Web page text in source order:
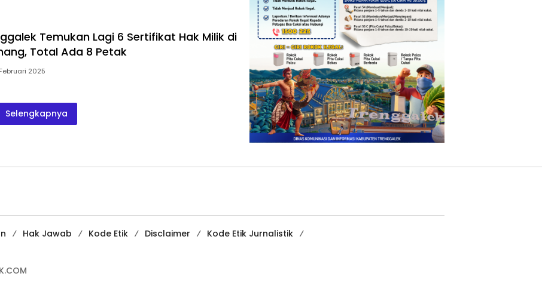
Temukan Lagi 6 Sertifikat Hak Milik di
Total Ada 8 Petak
2025
Selengkapnya
Hak Jawab Kode Etik Disclaimer
Kode Etik Jurnalistik